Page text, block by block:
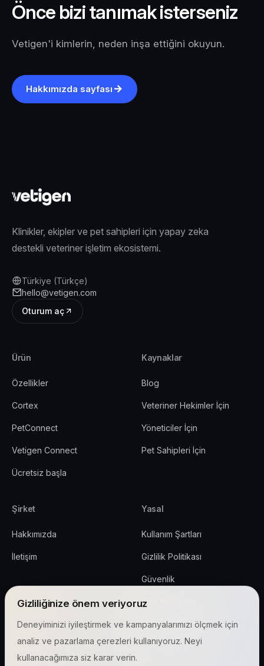
Önce bizi tanımak isterseniz
Vetigen'i kimlerin, neden inşa ettiğini okuyun.
Hakkımızda sayfası
Klinikler, ekipler ve pet sahipleri için yapay zeka
destekli veteriner işletim ekosistemi.
Türkiye (Türkçe)
hello@vetigen.com
Oturum aç
Ürün
Özellikler
Cortex
PetConnect
Vetigen Connect
Ücretsiz başla
Kaynaklar
Blog
Veteriner Hekimler İçin
Yöneticiler İçin
Pet Sahipleri İçin
Şirket
Hakkımızda
İletişim
Yasal
Kullanım Şartları
Gizlilik Politikası
Güvenlik
Tüm Politikalar
Çerez ayarları
Gizliliğinize önem veriyoruz
Deneyiminizi iyileştirmek ve kampanyalarımızı ölçmek için
analiz ve pazarlama çerezleri kullanıyoruz. Neyi
kullanacağımıza siz karar verin.